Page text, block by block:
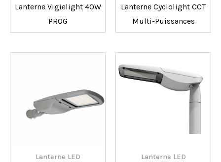
Lanterne Vigielight 40W
PROG
Lanterne Cyclolight CCT
Multi-Puissances
Lanterne LED Lanterne LED